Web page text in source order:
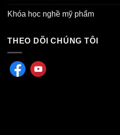
Khóa học nghề mỹ phẩm
THEO DÕI CHÚNG TÔI